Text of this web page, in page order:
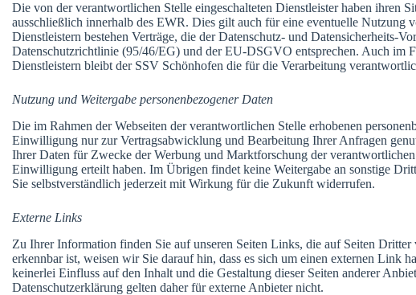
Die von der verantwortlichen Stelle eingeschalteten Dienstleister haben ihren
ausschließlich innerhalb des EWR. Dies gilt auch für eine eventuelle Nutzung
Dienstleistern bestehen Verträge, die der Datenschutz- und Datensicherheits-
Datenschutzrichtlinie (95/46/EG) und der EU-DSGVO entsprechen. Auch im
Dienstleistern bleibt der SSV Schönhofen die für die Verarbeitung
Nutzung und Weitergabe personenbezogener Daten
Die im Rahmen der Webseiten der verantwortlichen Stelle erhobenen
Einwilligung nur zur Vertragsabwicklung und Bearbeitung Ihrer Anfragen
Ihrer Daten für Zwecke der Werbung und Marktforschung der
Einwilligung erteilt haben. Im Übrigen findet keine Weitergabe an sonstige
Sie selbstverständlich jederzeit mit Wirkung für die Zukunft widerrufen.
Externe Links
Zu Ihrer Information finden Sie auf unseren Seiten Links, die auf Seiten
erkennbar ist, weisen wir Sie darauf hin, dass es sich um einen externen Link
keinerlei Einfluss auf den Inhalt und die Gestaltung dieser Seiten anderer
Datenschutzerklärung gelten daher für externe Anbieter nicht.